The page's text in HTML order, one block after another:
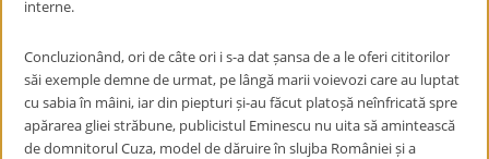
interne.
Concluzionând, ori de câte ori i s-a dat șansa de a le oferi cititorilor
săi exemple demne de urmat, pe lângă marii voievozi care au luptat
cu sabia în mâini, iar din piepturi și-au făcut platoșă neînfricată spre
apărarea gliei străbune, publicistul Eminescu nu uita să amintească
de domnitorul Cuza, model de dăruire în slujba României și a